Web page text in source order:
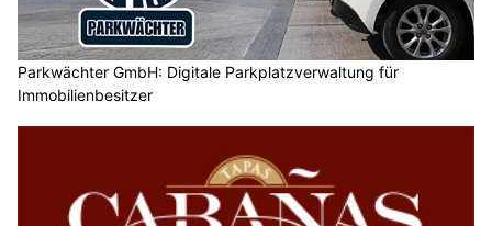
Parkwächter GmbH: Digitale Parkplatzverwaltung für
Immobilienbesitzer